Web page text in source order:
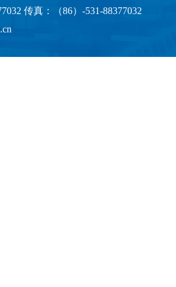
传真：（86）-531-88377032